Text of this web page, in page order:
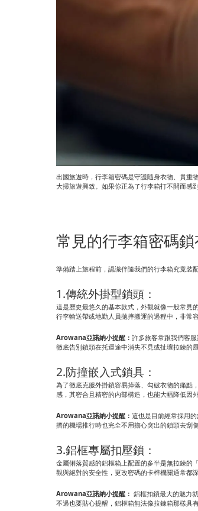
出國旅遊時，行李箱密碼是守護隨身衣物、貴重
大掃旅遊興致。如果你正為了行李箱打不開而感
常見的行李箱密碼
準備踏上旅程前，認識伴隨我們的行李箱究竟裝
1.傳統外掛型鎖頭：
這是歷史最悠久的基本款式，外觀就像一般常見
行李輸送帶或地勤人員拋摔搬運的過程中，非常
Arowana亞諾納小提醒： 許多旅客常跟我們客
徹底告別鎖頭在托運途中消失不見或扯壞拉鍊的風
2.防撞嵌入式鎖具：
為了徹底克服外掛鎖容易掉落、勾破衣物的痛點
感，其密合且精密的內部構造，也能大幅降低因
Arowana亞諾納小提醒： 這也是目前經常採用
擠的機場推行時也完全不用擔心突出的鎖頭去刮
3.鋁框專屬扣壓鎖：
金屬俐落質感的鋁框箱上配置的多半是無拉鍊的
觀與絕對的安全性，更改密碼的卡榫機關通常都
Arowana亞諾納小提醒： 鋁框扣鎖最大的魅力
不過也要貼心提醒，鋁框箱無法像拉鍊箱那樣具